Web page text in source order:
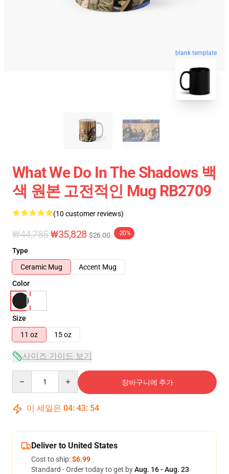
blank template
What We Do In The Shadows 백
색 원본 고전적인 Mug RB2709
(10 customer reviews)
₩44,785₩35,828 $26.00 -20%
Type
Ceramic Mug
Accent Mug
Color
Size
11 oz
15 oz
사이즈 가이드 보기
장바구니에 추가
이 세일은 04: 43: 53
Deliver to United States
Cost to ship:$6.99
Standard - Order today to get byAug. 16 - Aug. 23